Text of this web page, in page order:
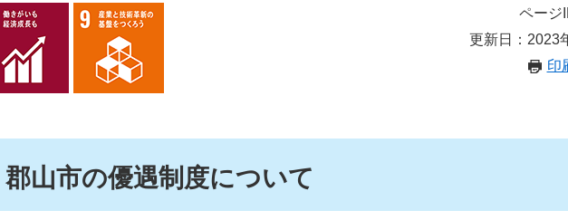
ページ
更新日：2023
印
郡山市の優遇制度について